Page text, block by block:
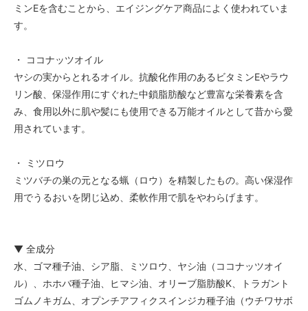
ミンEを含むことから、エイジングケア商品によく使われていま
す。
・ ココナッツオイル
ヤシの実からとれるオイル。抗酸化作用のあるビタミンEやラウ
リン酸、保湿作用にすぐれた中鎖脂肪酸など豊富な栄養素を含
み、食用以外に肌や髪にも使用できる万能オイルとして昔から愛
用されています。
・ ミツロウ
ミツバチの巣の元となる蝋（ロウ）を精製したもの。高い保湿作
用でうるおいを閉じ込め、柔軟作用で肌をやわらげます。
▼ 全成分
水、ゴマ種子油、シア脂、ミツロウ、ヤシ油（ココナッツオイ
ル）、ホホバ種子油、ヒマシ油、オリーブ脂肪酸K、トラガント
ゴムノキガム、オプンチアフィクスインジカ種子油（ウチワサボ